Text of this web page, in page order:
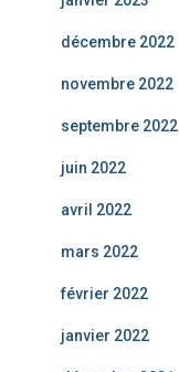
décembre 2022
novembre 2022
septembre 2022
juin 2022
avril 2022
mars 2022
février 2022
janvier 2022